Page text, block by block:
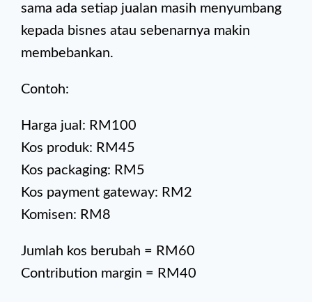
sama ada setiap jualan masih menyumbang
kepada bisnes atau sebenarnya makin
membebankan.
Contoh:
Harga jual: RM100
Kos produk: RM45
Kos packaging: RM5
Kos payment gateway: RM2
Komisen: RM8
Jumlah kos berubah = RM60
Contribution margin = RM40